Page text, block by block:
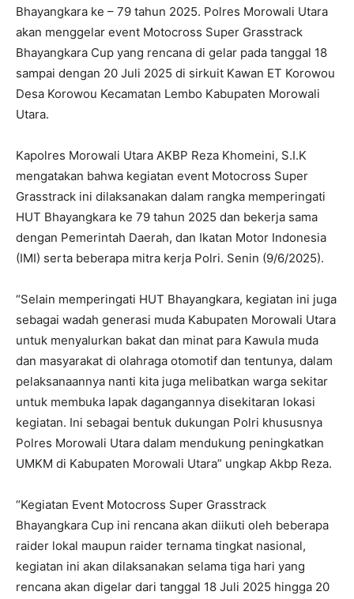
Bhayangkara ke – 79 tahun 2025. Polres Morowali Utara
akan menggelar event Motocross Super Grasstrack
Bhayangkara Cup yang rencana di gelar pada tanggal 18
sampai dengan 20 Juli 2025 di sirkuit Kawan ET Korowou
Desa Korowou Kecamatan Lembo Kabupaten Morowali
Utara.
Kapolres Morowali Utara AKBP Reza Khomeini, S.I.K
mengatakan bahwa kegiatan event Motocross Super
Grasstrack ini dilaksanakan dalam rangka memperingati
HUT Bhayangkara ke 79 tahun 2025 dan bekerja sama
dengan Pemerintah Daerah, dan Ikatan Motor Indonesia
(IMI) serta beberapa mitra kerja Polri. Senin (9/6/2025).
“Selain memperingati HUT Bhayangkara, kegiatan ini juga
sebagai wadah generasi muda Kabupaten Morowali Utara
untuk menyalurkan bakat dan minat para Kawula muda
dan masyarakat di olahraga otomotif dan tentunya, dalam
pelaksanaannya nanti kita juga melibatkan warga sekitar
untuk membuka lapak dagangannya disekitaran lokasi
kegiatan. Ini sebagai bentuk dukungan Polri khususnya
Polres Morowali Utara dalam mendukung peningkatkan
UMKM di Kabupaten Morowali Utara” ungkap Akbp Reza.
“Kegiatan Event Motocross Super Grasstrack
Bhayangkara Cup ini rencana akan diikuti oleh beberapa
raider lokal maupun raider ternama tingkat nasional,
kegiatan ini akan dilaksanakan selama tiga hari yang
rencana akan digelar dari tanggal 18 Juli 2025 hingga 20